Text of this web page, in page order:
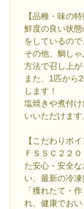
【品種・味の
鮮度の良い状態
をしているので
その他、鯛し
方法で召し上が
また、1匹から
します！
塩焼きや煮付
いいただけます
【こだわりポ
ＦＳＳＣ２２
た安心・安全
い、最新の冷
「獲れたて・
れ、健康でおい